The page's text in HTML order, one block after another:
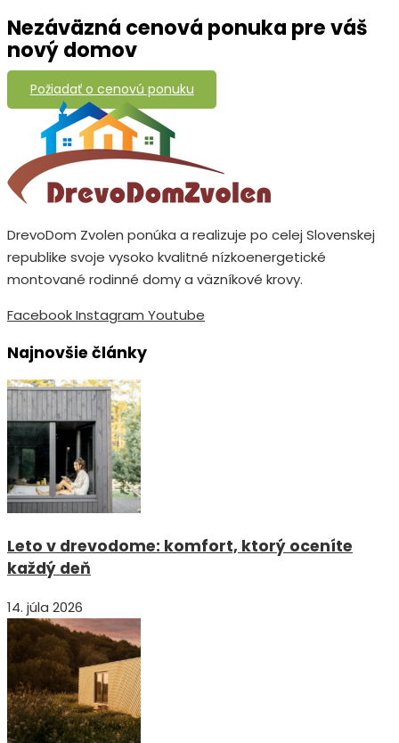
Nezáväzná cenová ponuka pre váš
nový domov
Požiadať o cenovú ponuku
DrevoDom Zvolen ponúka a realizuje po celej Slovenskej
republike svoje vysoko kvalitné nízkoenergetické
montované rodinné domy a väzníkové krovy.
FacebookInstagram Youtube
Najnovšie články
Leto v drevodome: komfort, ktorý oceníte
každý deň
14. júla 2026